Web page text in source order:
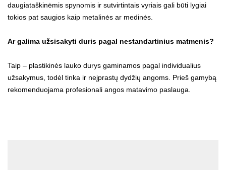
daugiataškinėmis spynomis ir sutvirtintais vyriais gali būti lygiai
tokios pat saugios kaip metalinės ar medinės.
Ar galima užsisakyti duris pagal nestandartinius matmenis?
Taip – plastikinės lauko durys gaminamos pagal individualius
užsakymus, todėl tinka ir neįprastų dydžių angoms. Prieš gamybą
rekomenduojama profesionali angos matavimo paslauga.